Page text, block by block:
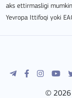
aks ettirmasligi
Yevropa Ittifoqi yoki
© 2026